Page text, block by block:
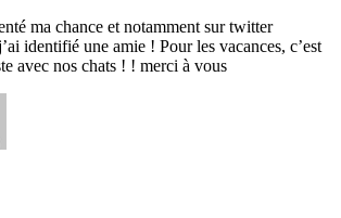
ma chance et notamment sur twitter
identifié une amie ! Pour les vacances, c’est
avec nos chats ! ! merci à vous